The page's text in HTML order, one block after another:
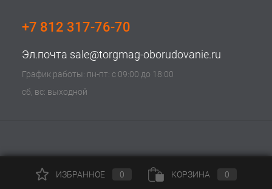
+7 812 317-76-70
Эл.почта sale@torgmag-oborudovanie.ru
График работы: пн-пт: с 09:00 до 18:00
сб, вс: выходной
ИЗБРАННОЕ 0 КОРЗИНА 0